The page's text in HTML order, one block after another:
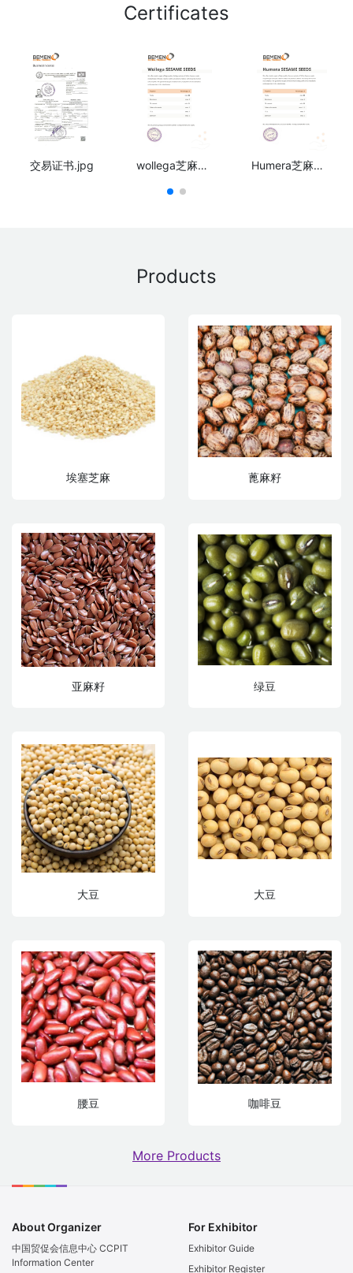
Certificates
交易证书.jpg wollega芝麻证书.jpg Humera芝麻证书.jpg
Products
埃塞芝麻 蓖麻籽
亚麻籽 绿豆
大豆 大豆
腰豆 咖啡豆
More Products
About Organizer
中国贸促会信息中心 CCPIT
Information Center
For Exhibitor
Exhibitor Guide
Exhibitor Register